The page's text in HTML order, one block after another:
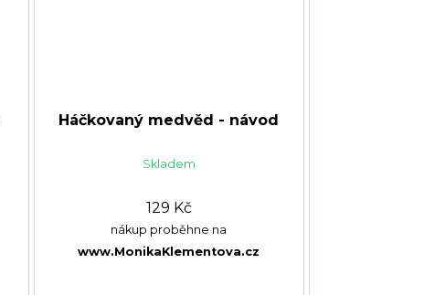
Háčkovaný medvěd - návod
Skladem
129 Kč
nákup proběhne na
www.MonikaKlementova.cz